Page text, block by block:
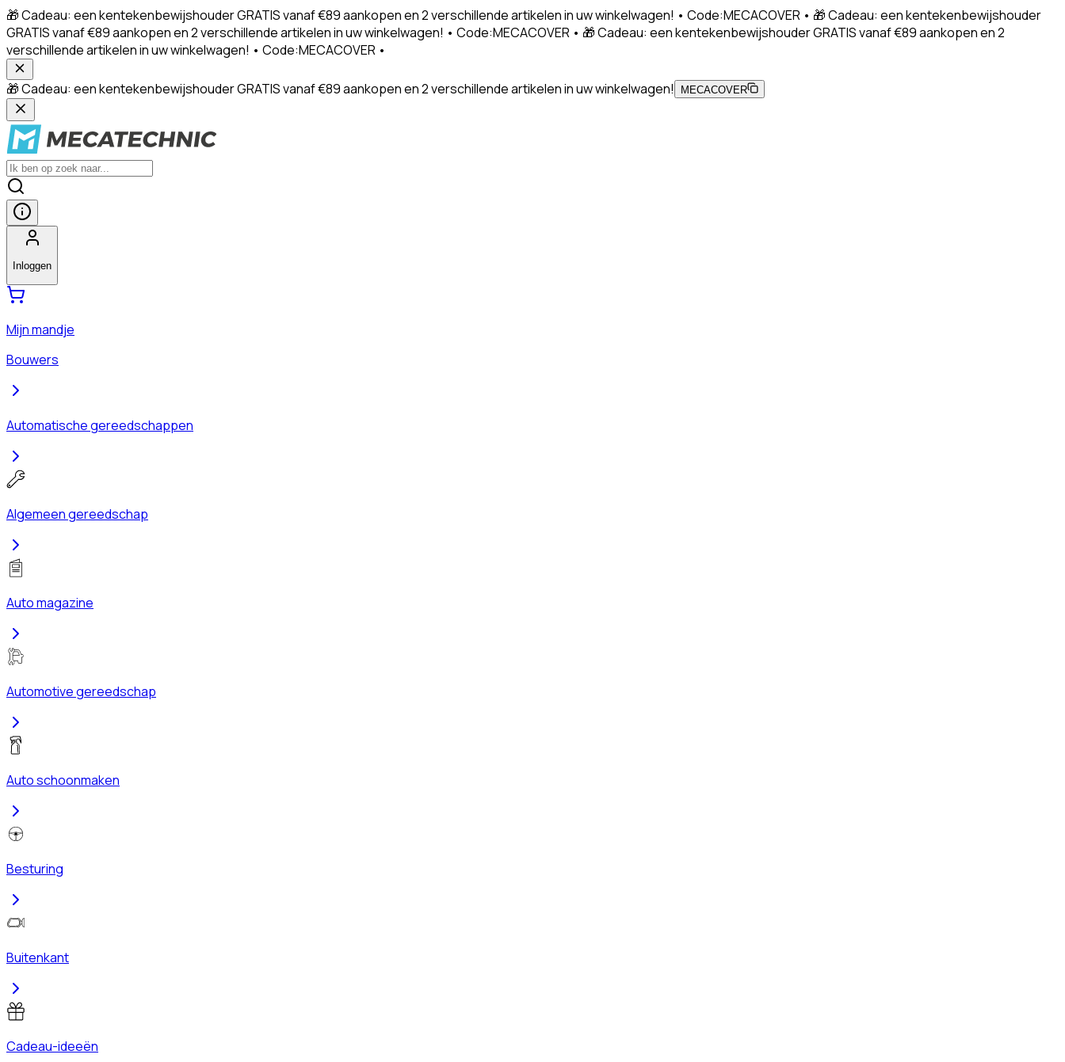
🎁 Cadeau: een kentekenbewijshouder GRATIS vanaf €89 aankopen en 2 verschillende artikelen in uw winkelwagen! • Code:MECACOVER • 🎁 Cadeau: een kentekenbewijshouder
GRATIS vanaf €89 aankopen en 2 verschillende artikelen in uw winkelwagen! • Code:MECACOVER • 🎁 Cadeau: een kentekenbewijshouder GRATIS vanaf €89 aankopen en 2
verschillende artikelen in uw winkelwagen! • Code:MECACOVER •
🎁 Cadeau: een kentekenbewijshouder GRATIS vanaf €89 aankopen en 2 verschillende artikelen in uw winkelwagen! MECACOVER
Inloggen
Mijn mandje
Bouwers
Automatische gereedschappen
Algemeen gereedschap
Auto magazine
Automotive gereedschap
Auto schoonmaken
Besturing
Buitenkant
Cadeau-ideeën